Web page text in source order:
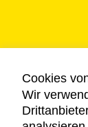
Cookies
Wir